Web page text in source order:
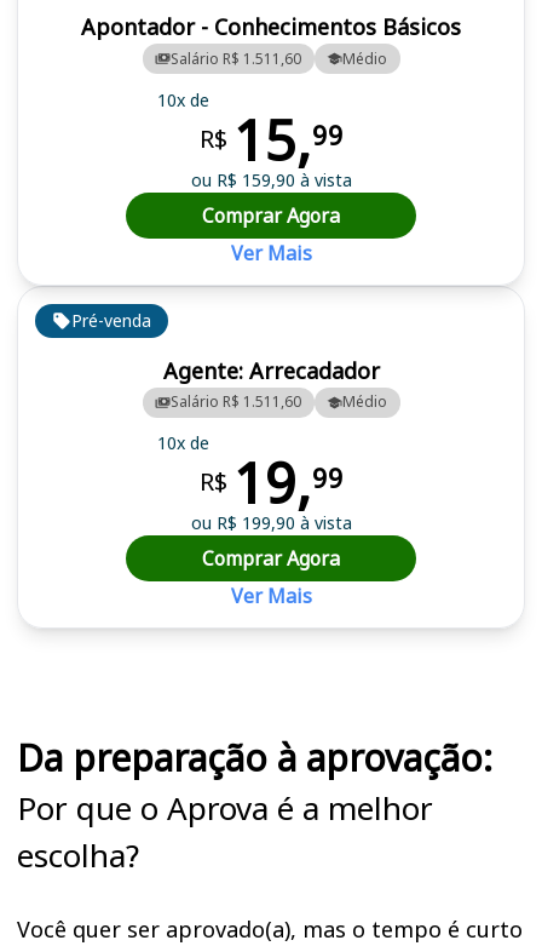
Pré-venda
Agente: Arrecadador
Salário R$ 1.511,60 Médio
10x de
R$ 19,99
ou R$ 199,90 à vista
Comprar Agora
Ver Mais
Apontador - Conhecimentos Básicos
Salário R$ 1.511,60 Médio
10x de
R$ 15,99
ou R$ 159,90 à vista
Comprar Agora
Ver Mais
Da preparação à aprovação:
Por que o Aprova é a melhor
escolha?
Você quer ser aprovado(a), mas o tempo é curto